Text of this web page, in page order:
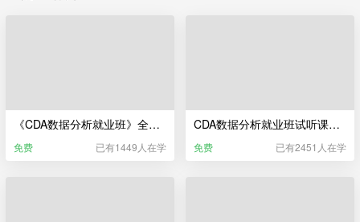
《CDA数据分析就业班》全流程实录宣传片
免费 已有1449人在学
CDA数据分析就业班试听课——数据科学相关行业及岗位介绍
免费 已有2451人在学